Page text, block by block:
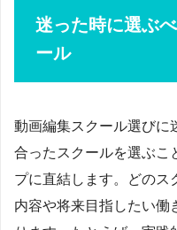
迷った時に選ぶ
ール
動画編集スクール選びに
合ったスクールを選ぶこ
プに直結します。どのス
内容や将来目指したい働